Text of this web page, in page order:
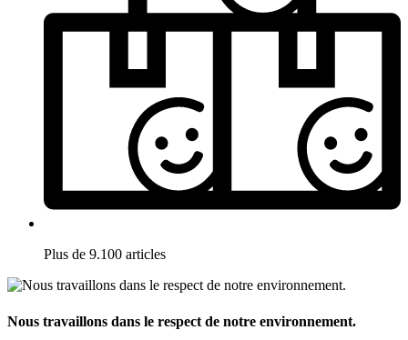
Plus de 9.100 articles
Nous travaillons dans le respect de notre environnement.